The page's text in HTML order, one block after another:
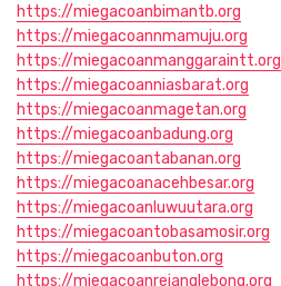
https://miegacoanbimantb.org
https://miegacoannmamuju.org
https://miegacoanmanggaraintt.org
https://miegacoanniasbarat.org
https://miegacoanmagetan.org
https://miegacoanbadung.org
https://miegacoantabanan.org
https://miegacoanacehbesar.org
https://miegacoanluwuutara.org
https://miegacoantobasamosir.org
https://miegacoanbuton.org
https://miegacoanrejanglebong.org